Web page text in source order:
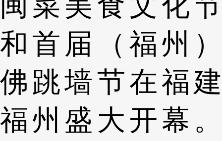
和首届（福州）
佛跳墙节在福建
福州盛大开幕。